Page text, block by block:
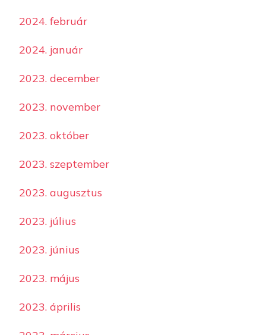
2024. február
2024. január
2023. december
2023. november
2023. október
2023. szeptember
2023. augusztus
2023. július
2023. június
2023. május
2023. április